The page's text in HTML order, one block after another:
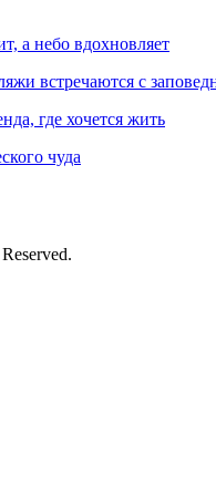
а небо вдохновляет
встречаются с
где хочется жить
чуда